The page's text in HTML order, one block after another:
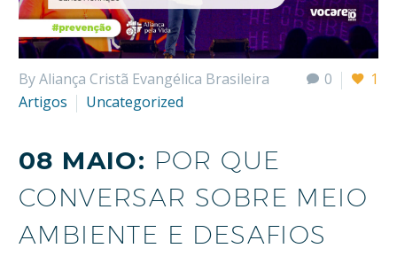
0 1
By Aliança Cristã Evangélica Brasileira
Artigos
Uncategorized
08 MAIO: POR QUE
CONVERSAR SOBRE MEIO
AMBIENTE E DESAFIOS